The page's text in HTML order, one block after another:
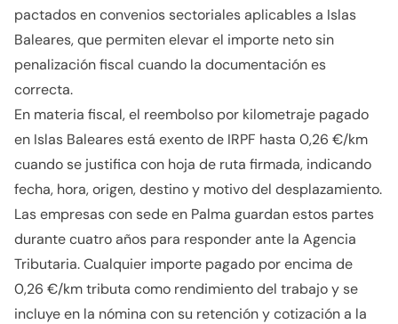
pactados en convenios sectoriales aplicables a Islas
Baleares, que permiten elevar el importe neto sin
penalización fiscal cuando la documentación es
correcta.
En materia fiscal, el reembolso por kilometraje pagado
en Islas Baleares está exento de IRPF hasta 0,26 €/km
cuando se justifica con hoja de ruta firmada, indicando
fecha, hora, origen, destino y motivo del desplazamiento.
Las empresas con sede en Palma guardan estos partes
durante cuatro años para responder ante la Agencia
Tributaria. Cualquier importe pagado por encima de
0,26 €/km tributa como rendimiento del trabajo y se
incluye en la nómina con su retención y cotización a la